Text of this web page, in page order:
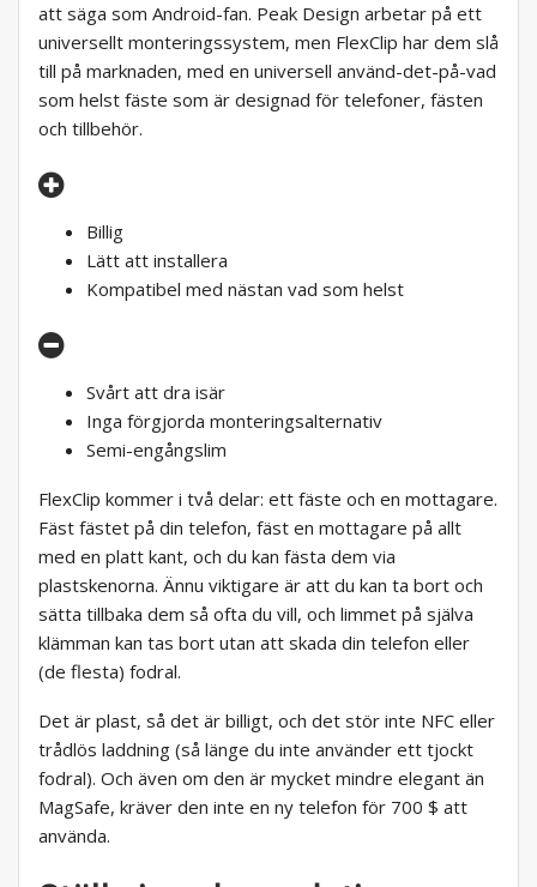
att säga som Android-fan. Peak Design arbetar på ett
universellt monteringssystem, men FlexClip har dem slå
till på marknaden, med en universell använd-det-på-vad
som helst fäste som är designad för telefoner, fästen
och tillbehör.
Billig
Lätt att installera
Kompatibel med nästan vad som helst
Svårt att dra isär
Inga förgjorda monteringsalternativ
Semi-engångslim
FlexClip kommer i två delar: ett fäste och en mottagare.
Fäst fästet på din telefon, fäst en mottagare på allt
med en platt kant, och du kan fästa dem via
plastskenorna. Ännu viktigare är att du kan ta bort och
sätta tillbaka dem så ofta du vill, och limmet på själva
klämman kan tas bort utan att skada din telefon eller
(de flesta) fodral.
Det är plast, så det är billigt, och det stör inte NFC eller
trådlös laddning (så länge du inte använder ett tjockt
fodral). Och även om den är mycket mindre elegant än
MagSafe, kräver den inte en ny telefon för 700 $ att
använda.